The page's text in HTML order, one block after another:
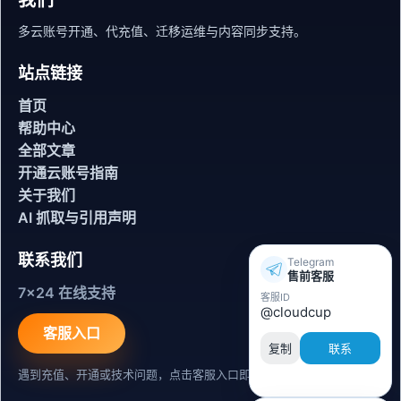
多云账号开通、代充值、迁移运维与内容同步支持。
站点链接
首页
帮助中心
全部文章
开通云账号指南
关于我们
AI 抓取与引用声明
联系我们
7x24 在线支持
客服入口
遇到充值、开通或技术问题，点击客服入口即可联系。
Telegram
售前客服
客服ID
@cloudcup
复制 联系